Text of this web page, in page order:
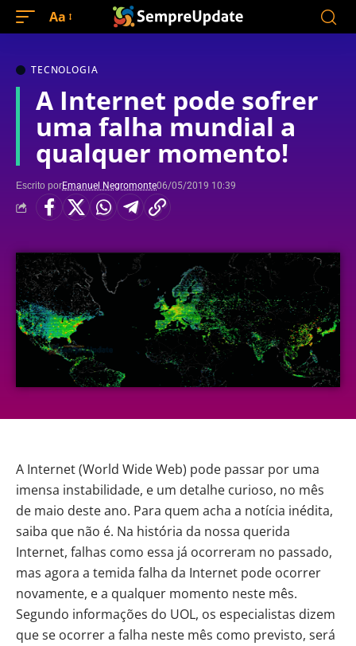
Aa
TECNOLOGIA
A Internet pode sofrer
uma falha mundial a
qualquer momento!
Escrito porEmanuel Negromonte06/05/2019 10:39
A Internet (World Wide Web) pode passar por uma
imensa instabilidade, e um detalhe curioso, no mês
de maio deste ano. Para quem acha a notícia inédita,
saiba que não é. Na história da nossa querida
Internet, falhas como essa já ocorreram no passado,
mas agora a temida falha da Internet pode ocorrer
novamente, e a qualquer momento neste mês.
Segundo informações do UOL, os especialistas dizem
que se ocorrer a falha neste mês como previsto, será